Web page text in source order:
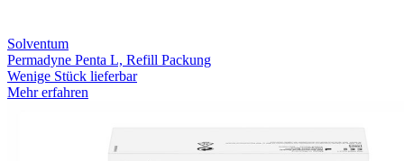
Solventum
Permadyne Penta L, Refill Packung
Wenige Stück lieferbar
Mehr erfahren